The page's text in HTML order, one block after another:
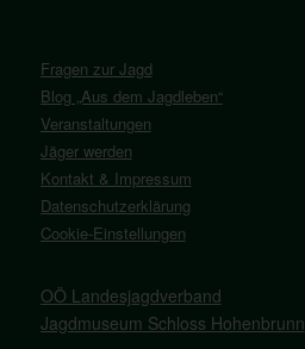
Fragen zur Jagd
Blog „Aus dem Jagdleben“
Veranstaltungen
Jäger werden
Kontakt & Impressum
Datenschutzerklärung
Cookie-Einstellungen
OÖ Landesjagdverband
Jagdmuseum Schloss Hohenbrunn